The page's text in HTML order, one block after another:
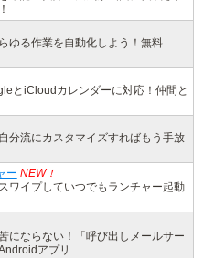
ゆる作業を自動化しよう！無料
とiCloudカレンダーに対応！仲間と
分流にカスタマイズすればもう手放
ー NEW！
ワイプしていつでもランチャー起動
にならない！「呼び出しメールサー
アプリ